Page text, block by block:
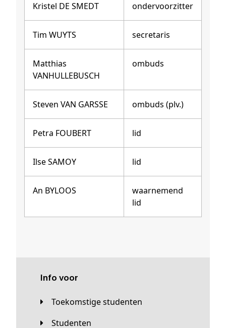
Kristel DE SMEDT ondervoorzitter
Tim WUYTS secretaris
Matthias
VANHULLEBUSCH
ombuds
Steven VAN GARSSE ombuds (plv.)
Petra FOUBERT lid
Ilse SAMOY lid
An BYLOOS
waarnemend
lid
Info voor
Toekomstige studenten
Studenten